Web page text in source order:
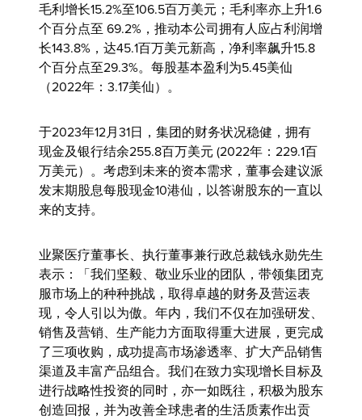
毛利增长15.2%至106.5百万美元；毛利率亦上升1.6
个百分点至 69.2%，推动本公司拥有人应占利润增
长143.8%，达45.1百万美元新高，净利率飙升15.8
个百分点至29.3%。每股基本盈利为5.45美仙
（2022年：3.17美仙）。
于2023年12月31日，集团的财务状况稳健，拥有
现金及银行结余255.8百万美元 (2022年：229.1百
万美元）。考虑到未来的资本需求，董事会建议派
发末期股息每股现金10港仙，以答谢股东的一直以
来的支持。
业聚医疗董事长、执行董事兼行政总裁钱永勋先生
表示：「我们坚毅、敬业乐业的团队，带领集团克
服市场上的种种挑战，取得卓越的财务及营运表
现，令人引以为傲。年内，我们不仅在加强研发、
销售及营销、生产能力方面取得重大进展，更完成
了三项收购，成功提高市场渗透率、扩大产品销售
渠道及丰富产品组合。我们在致力实现增长目标及
进行战略性投资的同时，亦一如既往，积极为股东
创造回报，并为改善全球患者的生活质素作出贡